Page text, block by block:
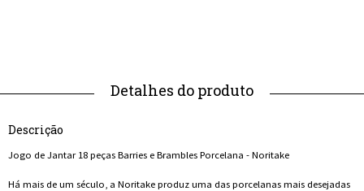
Descrição
Jogo de Jantar 18 peças Barries e Brambles Porcelana - Noritake
Há mais de um século, a Noritake produz uma das porcelanas mais desejadas